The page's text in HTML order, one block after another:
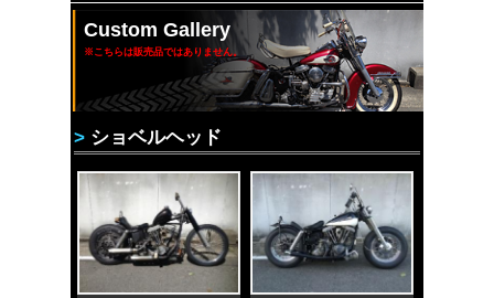
Custom Gallery
※こちらは販売品ではありません。
> ショベルヘッド